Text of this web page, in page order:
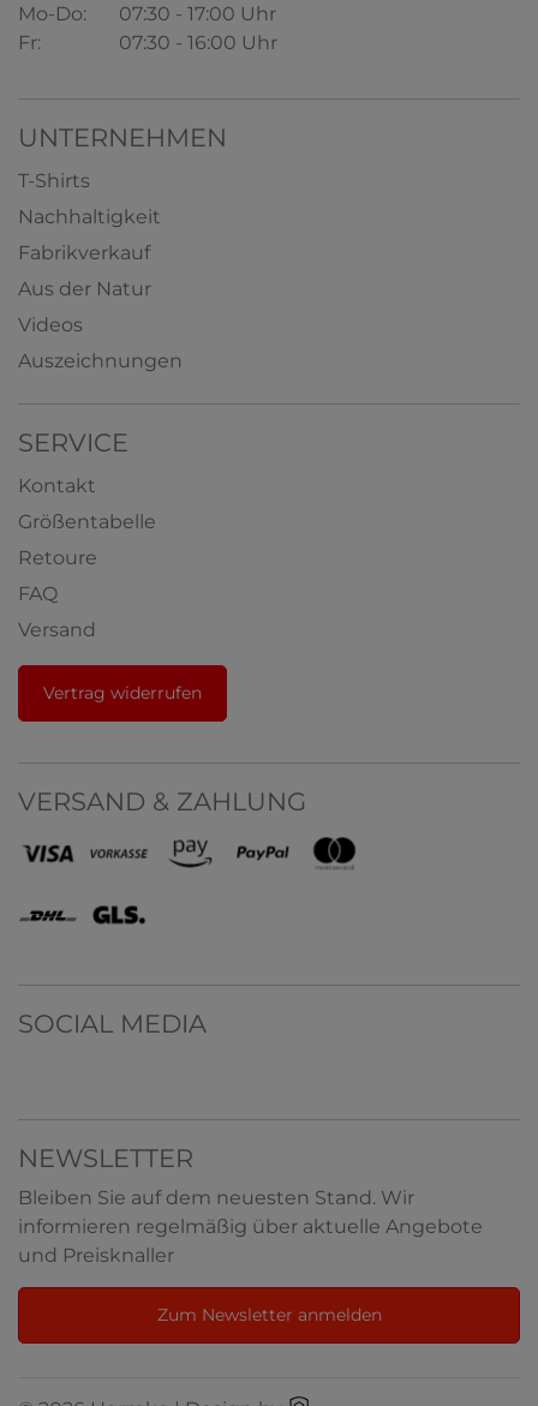
Mo-Do:
07:30 - 17:00 Uhr
Fr:
07:30 - 16:00 Uhr
UNTERNEHMEN
T-Shirts
Nachhaltigkeit
Fabrikverkauf
Aus der Natur
Videos
Auszeichnungen
SERVICE
Kontakt
Größentabelle
Retoure
FAQ
Versand
Vertrag widerrufen
VERSAND & ZAHLUNG
SOCIAL MEDIA
NEWSLETTER
Bleiben Sie auf dem neuesten Stand. Wir
informieren regelmäßig über aktuelle Angebote
und Preisknaller
Zum Newsletter anmelden